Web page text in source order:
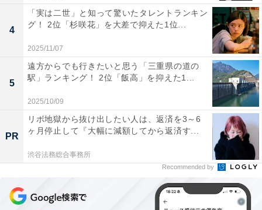
その結果、推している有名人はBTSのジョングクさんが
1位を獲得。「ビジュアルが神」「有名になっても超努
力家」などの理由が挙がりました。2位はSnow Manの目
黒蓮さん。3位は元NEWSの山下智久さんと続きまし
た。
4
「実は二世」と知って驚いたタレントランキン
グ！ 2位「杉咲花」を大差で抑えた1位...
2025/11/07
5
遠方からでも行きたいと思う「三重県の道の
駅」ランキング！ 2位「飯高」を抑えた1...
2025/10/09
PR
リボ地獄から抜け出したい人は、返済を3～6
ヶ月停止して『大幅に減額してから返済す...
渋谷法務総合事務所
Recommended by